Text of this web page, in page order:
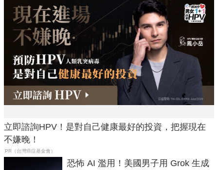
立即諮詢HPV！是對自己健康最好的投資，把握現在
不嫌晚！
PR（台灣癌症基金會）
恐怖 AI 濫用！美國男子用 Grok 生成